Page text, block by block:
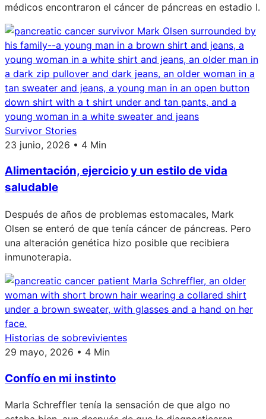
médicos encontraron el cáncer de páncreas en estadio I.
Survivor Stories
23 junio, 2026 • 4 Min
Alimentación, ejercicio y un estilo de vida
saludable
Después de años de problemas estomacales, Mark
Olsen se enteró de que tenía cáncer de páncreas. Pero
una alteración genética hizo posible que recibiera
inmunoterapia.
Historias de sobrevivientes
29 mayo, 2026 • 4 Min
Confío en mi instinto
Marla Schreffler tenía la sensación de que algo no